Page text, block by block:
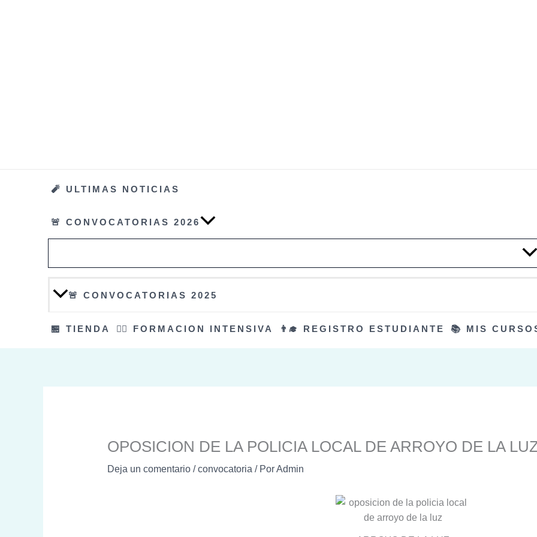
🧨 ULTIMAS NOTICIAS
🚨 CONVOCATORIAS 2026
🚨 CONVOCATORIAS 2025
🏪 TIENDA 👮‍♀️ FORMACION INTENSIVA 👨‍🎓 REGISTRO ESTUDIANTE 📚 MIS
OPOSICION DE LA POLICIA LOCAL DE ARROYO DE LA
Deja un comentario / convocatoria/ PorAdmin